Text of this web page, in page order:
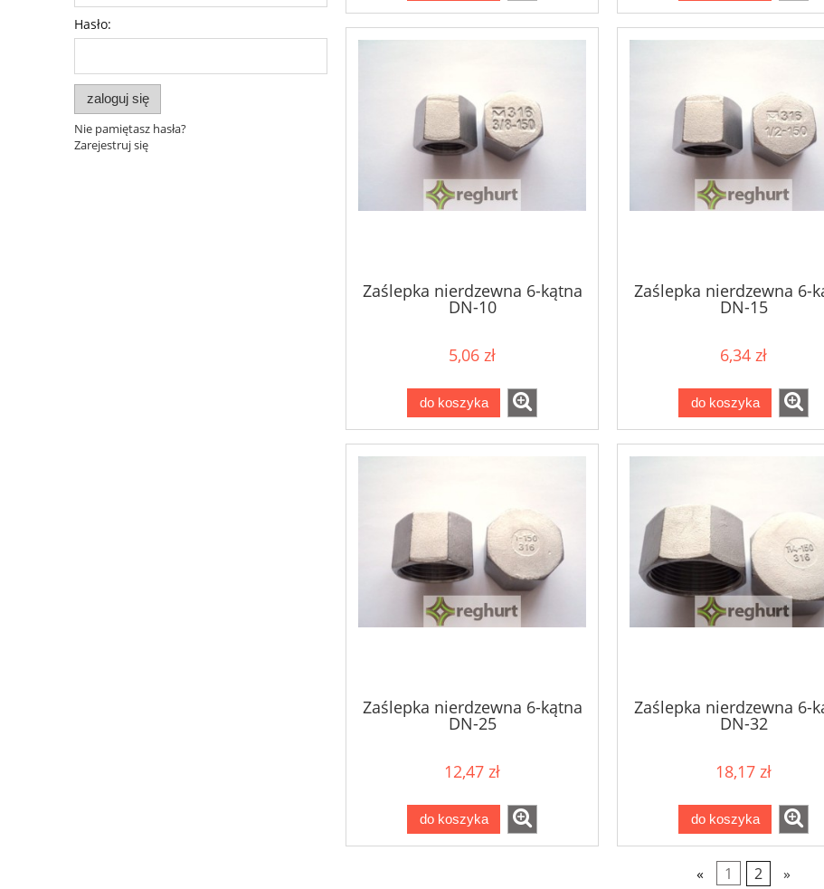
Hasło:
zaloguj się
Nie pamiętasz hasła?
Zarejestruj się
Zaślepka nierdzewna 6-kątna
DN-10
5,06 zł
do koszyka
Zaślepka nierdzewna 6-
DN-15
6,34 zł
do koszyka
Zaślepka nierdzewna 6-kątna
DN-25
12,47 zł
do koszyka
Zaślepka nierdzewna 6-
DN-32
18,17 zł
do koszyka
« 1 2 »